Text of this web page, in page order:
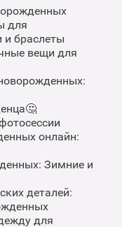
для
и браслеты
вещи для
онлайн:
Зимние и
деталей:
для